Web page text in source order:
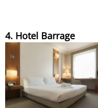
4. Hotel Barrage